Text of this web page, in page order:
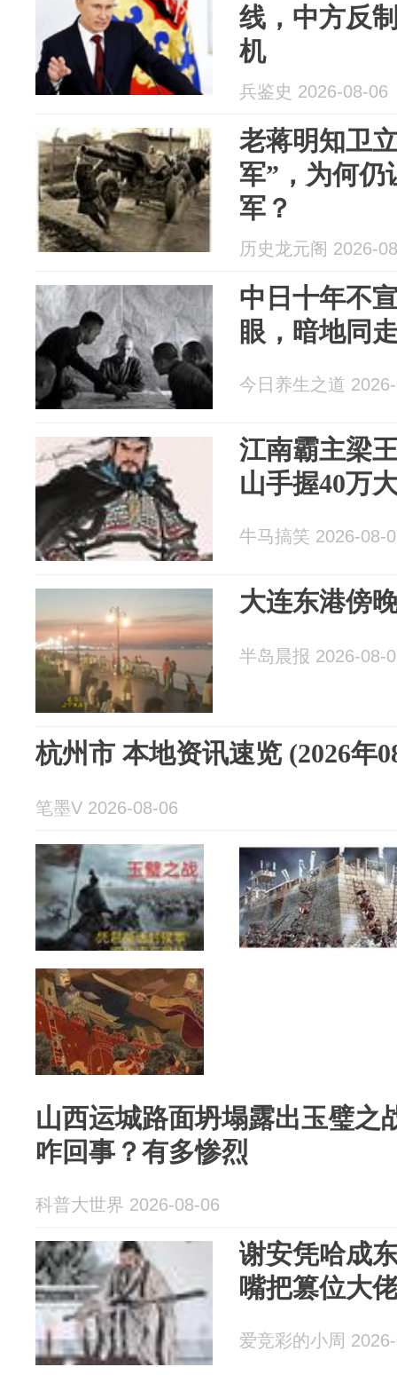
线，中方反
机
兵鉴史 2026-08-06
老蒋明知卫
军”，为何仍
军？
历史龙元阁 2026-
中日十年不
眼，暗地同
今日养生之道
江南霸主梁
山手握40万
牛马搞笑 2026-08-
大连东港傍
半岛晨报 2026-08-
杭州市 本地资讯速览 (2026年
笔墨V 2026-08-06
山西运城路面坍塌露出玉璧之
咋回事？有多惨烈
科普大世界 2026-08-06
谢安凭哈成
嘴把篡位大
爱竞彩的小周